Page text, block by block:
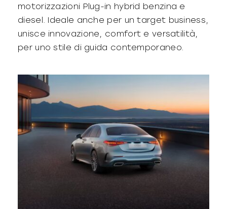
motorizzazioni Plug-in hybrid benzina e
diesel. Ideale anche per un target business,
unisce innovazione, comfort e versatilità,
per uno stile di guida contemporaneo.